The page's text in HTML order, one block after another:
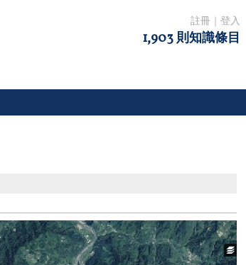
註冊 登入
1,903 則知識條目